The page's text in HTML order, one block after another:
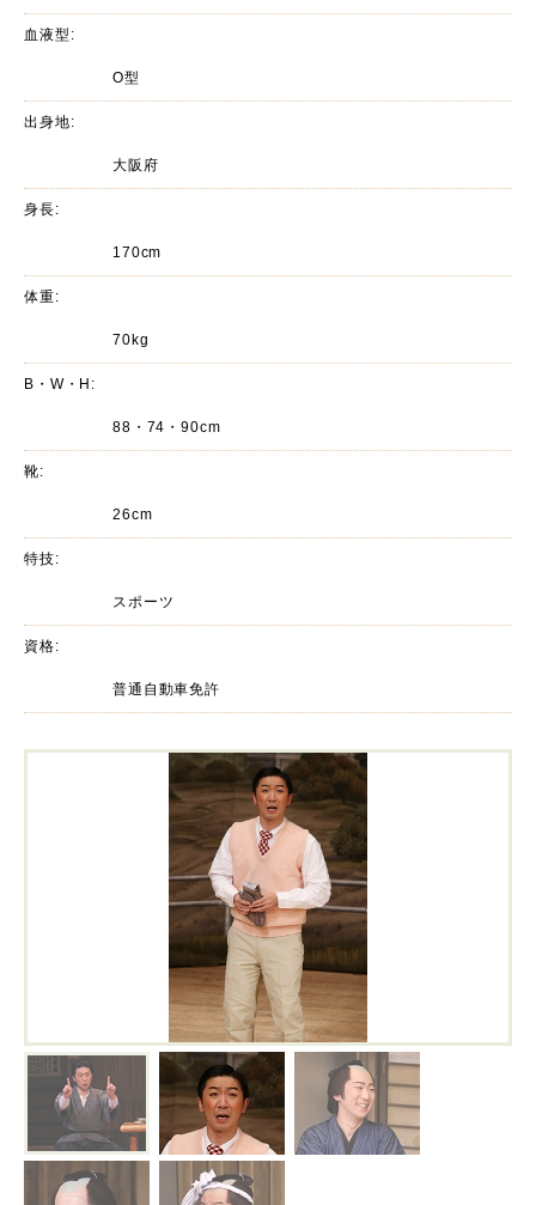
血液型:
O型
出身地:
大阪府
身長:
170cm
体重:
70kg
B・W・H:
88・74・90cm
靴:
26cm
特技:
スポーツ
資格:
普通自動車免許